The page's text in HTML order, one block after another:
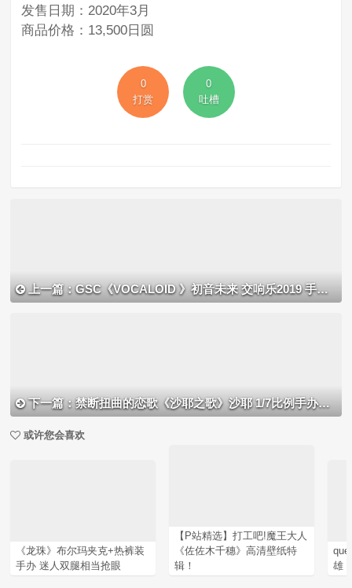
发售日期：2020年3月
商品价格：13,500日圆
0
打赏
0
吐槽
上一篇：GSC《VOCALOID 》初音未来 交响乐2019 手办开定
下一篇：禁断扭曲的恋歌《沙耶之歌》沙耶 1/7比例手办再贩开定
或许您会喜欢
《龙珠》布尔玛夹克+热裤装
手办 迷人双腿相当抢眼
【P站精选】打工吧!魔王大人
《佐佐木千穗》高清壁纸特
辑！
雄